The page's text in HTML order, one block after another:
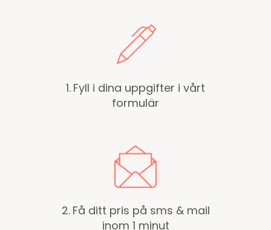
1. Fyll i dina uppgifter i vårt
formulär
2. Få ditt pris på sms & mail
inom 1 minut